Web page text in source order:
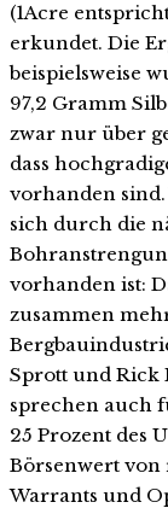
(1Acre
erkundet. Die
beispielsweise
97,2 Gramm
zwar nur über
dass
vorhanden
sich durch die
vorhanden ist:
zusammen
Sprott und Rick
sprechen auch
25 Prozent des
Börsenwert
Warrants und